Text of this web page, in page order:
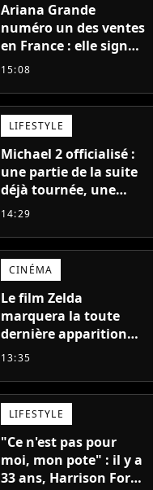
Ariana Grande
numéro un des ventes
en France : elle signe
le meilleur démarrage
son album Petal
15:08
LIFESTYLE
Michael 2 officialisé :
une partie de la suite
déjà tournée, une
sortie possible en
14:29
CINÉMA
Le film Zelda
marquera la toute
dernière apparition
de cet acteur
disparu trop tôt
13:35
LIFESTYLE
"Ce n'est pas pour
moi, mon pote" : il y a
33 ans, Harrison Ford